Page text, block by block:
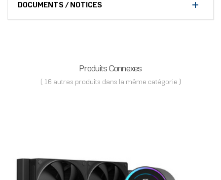
DOCUMENTS / NOTICES
Produits Connexes
( 16 autres produits dans la même catégorie )